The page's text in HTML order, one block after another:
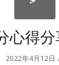
心得
2022年4月12日